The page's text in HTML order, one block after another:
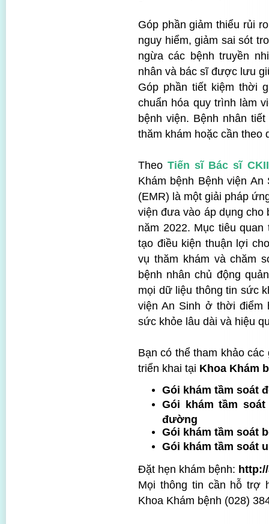
Góp phần giảm thiểu rủi
nguy hiểm, giảm sai sót
ngừa các bệnh truyền
nhân và bác sĩ được lưu
Góp phần tiết kiệm thời
chuẩn hóa quy trình làm
bệnh viện. Bệnh nhân
thăm khám hoặc cần theo
TheoTiến sĩ Bác sĩ
Khám bệnh Bệnh viện
(EMR) là một giải pháp
viện đưa vào áp dụng cho
năm 2022. Mục tiêu
tạo điều kiện thuận lợi
vụ thăm khám và chăm
bệnh nhân chủ động
mọi dữ liệu thông tin sức
viện An Sinh ở thời điểm
sức khỏe lâu dài và hiệu
Bạn có thể tham khảo
triển khai tại Khoa Khám
Gói khám tầm soát
Gói khám tầm
đường
Gói khám tầm soát
Gói khám tầm soát
Đặt hẹn khám bệnh:
Mọi thông tin cần hỗ trợ
Khoa Khám bệnh (028)